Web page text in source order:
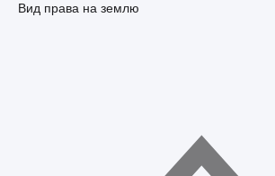
Вид права на землю